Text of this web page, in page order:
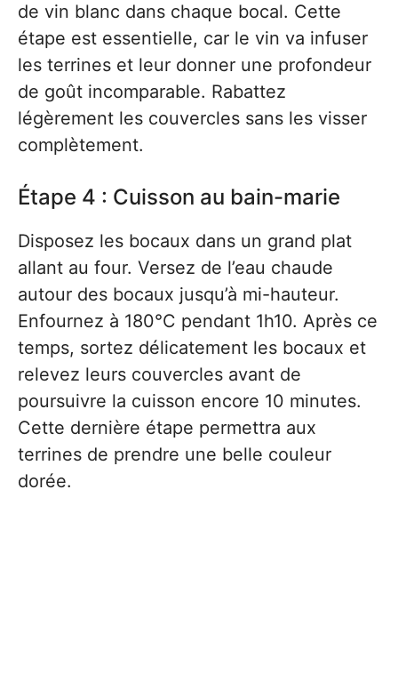
de vin blanc dans chaque bocal. Cette
étape est essentielle, car le vin va infuser
les terrines et leur donner une profondeur
de goût incomparable. Rabattez
légèrement les couvercles sans les visser
complètement.
Étape 4 : Cuisson au bain-marie
Disposez les bocaux dans un grand plat
allant au four. Versez de l’eau chaude
autour des bocaux jusqu’à mi-hauteur.
Enfournez à 180°C pendant 1h10. Après ce
temps, sortez délicatement les bocaux et
relevez leurs couvercles avant de
poursuivre la cuisson encore 10 minutes.
Cette dernière étape permettra aux
terrines de prendre une belle couleur
dorée.